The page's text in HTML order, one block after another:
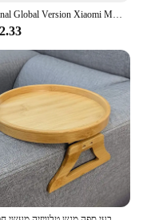
Solution**
are meticulously
for children
sets are not just
approach to
for your child.
materials used in
on your child's
to tackle the
available for
making them an
Original Global Version Xiaomi Mi TV Box S 2nd Gen Dolby Vision Google Assistant HDR10+ 4K Ultra HD Streaming Media Player